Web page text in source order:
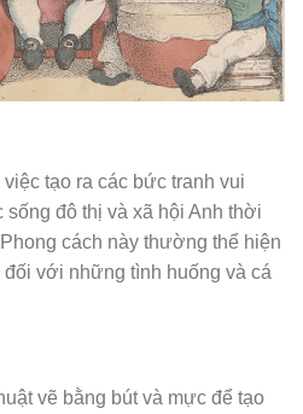
tạo ra các bức tranh vui
đô thị và xã hội Anh thời
cách này thường thể hiện
với những tình huống và cá
vẽ bằng bút và mực để tạo